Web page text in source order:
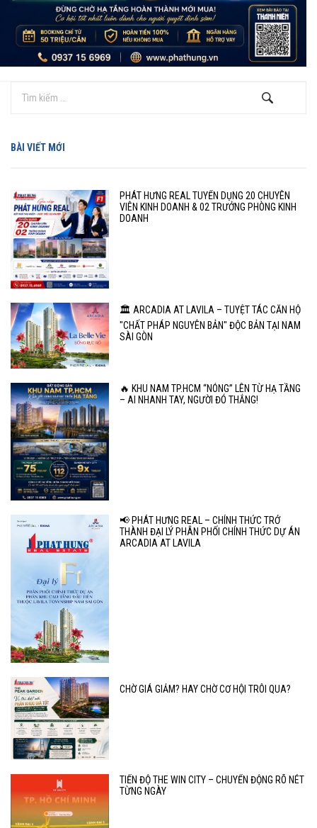
BÀI VIẾT MỚI
PHÁT HƯNG REAL TUYỂN DỤNG 20 CHUYÊN
VIÊN KINH DOANH & 02 TRƯỞNG PHÒNG KINH
DOANH
🏛️ ARCADIA AT LAVILA – TUYỆT TÁC CĂN HỘ
"CHẤT PHÁP NGUYÊN BẢN" ĐỘC BẢN TẠI NAM
SÀI GÒN
🔥 KHU NAM TP.HCM “NÓNG” LÊN TỪ HẠ TẦNG
– AI NHANH TAY, NGƯỜI ĐÓ THẮNG!
📢 PHÁT HƯNG REAL – CHÍNH THỨC TRỞ
THÀNH ĐẠI LÝ PHÂN PHỐI CHÍNH THỨC DỰ ÁN
ARCADIA AT LAVILA
CHỜ GIÁ GIẢM? HAY CHỜ CƠ HỘI TRÔI QUA?
TIẾN ĐỘ THE WIN CITY – CHUYỂN ĐỘNG RÕ NÉT
TỪNG NGÀY